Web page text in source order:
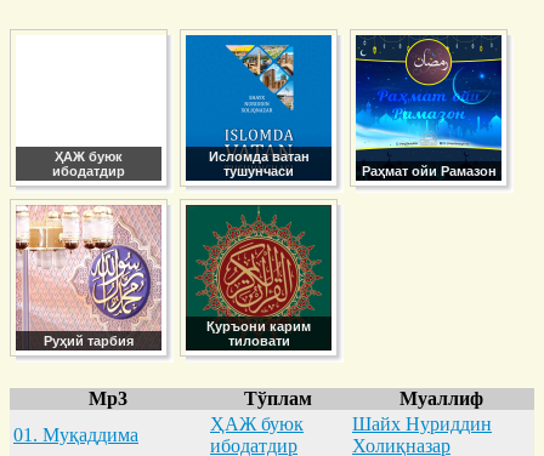
ҲАЖ буюк
ибодатдир
Исломда ватан
тушунчаси
Раҳмат ойи Рамазон
Руҳий тарбия
Қуръони карим
тиловати
Mp3 Тўплам
Муаллиф
01. Муқaддимa
ҲАЖ буюк
ибодатдир
Шайх Нуриддин
Холиқназар